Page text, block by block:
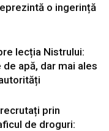
o ingerință
lecția Nistrului:
de apă, dar mai ales
prin
de droguri: